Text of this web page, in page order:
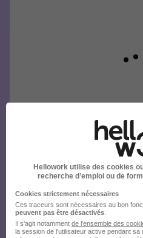
Hellowork utilise des cookies
recherche d’emploi ou de
Cookies strictement nécessaires
Ces traceurs sont nécessaires au bon
peuvent pas être désactivés
Il s'agit notamment de l'ensemble des
la session de l'utilisateur active pendant